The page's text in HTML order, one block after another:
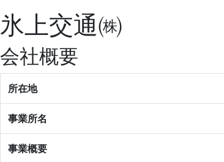
氷上交通㈱
会社概要
所在地
事業所名
事業概要